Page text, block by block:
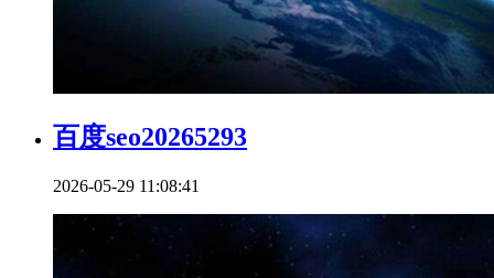
百度seo20265293
2026-05-29 11:08:41